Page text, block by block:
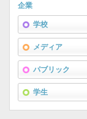
企業
学校
メディア
パブリック
学生